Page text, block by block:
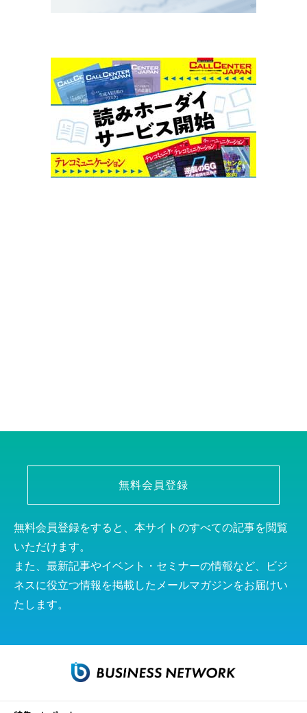
無料会員登録
無料会員登録をすると、本サイトのすべての記事を閲覧
いただけます。
また、最新記事やイベント・セミナーの情報など、ビジ
ネスに役立つ情報を掲載したメールマガジンをお届けい
たします。